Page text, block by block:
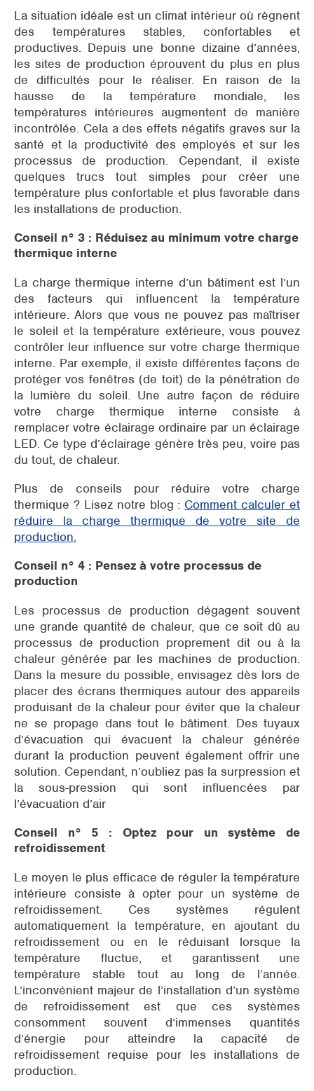
La situation idéale est un climat intérieur où règnent
des températures stables, confortables et
productives. Depuis une bonne dizaine d’années,
les sites de production éprouvent du plus en plus
de difficultés pour le réaliser. En raison de la
hausse de la température mondiale, les
températures intérieures augmentent de manière
incontrôlée. Cela a des effets négatifs graves sur la
santé et la productivité des employés et sur les
processus de production. Cependant, il existe
quelques trucs tout simples pour créer une
température plus confortable et plus favorable dans
les installations de production.
Conseil n° 3 : Réduisez au minimum votre charge
thermique interne
La charge thermique interne d’un bâtiment est l’un
des facteurs qui influencent la température
intérieure. Alors que vous ne pouvez pas maîtriser
le soleil et la température extérieure, vous pouvez
contrôler leur influence sur votre charge thermique
interne. Par exemple, il existe différentes façons de
protéger vos fenêtres (de toit) de la pénétration de
la lumière du soleil. Une autre façon de réduire
votre charge thermique interne consiste à
remplacer votre éclairage ordinaire par un éclairage
LED. Ce type d’éclairage génère très peu, voire pas
du tout, de chaleur.
Plus de conseils pour réduire votre charge
thermique ? Lisez notre blog : Comment calculer et
réduire la charge thermique de votre site de
production.
Conseil n° 4 : Pensez à votre processus de
production
Les processus de production dégagent souvent
une grande quantité de chaleur, que ce soit dû au
processus de production proprement dit ou à la
chaleur générée par les machines de production.
Dans la mesure du possible, envisagez dès lors de
placer des écrans thermiques autour des appareils
produisant de la chaleur pour éviter que la chaleur
ne se propage dans tout le bâtiment. Des tuyaux
d’évacuation qui évacuent la chaleur générée
durant la production peuvent également offrir une
solution. Cependant, n’oubliez pas la surpression et
la sous-pression qui sont influencées par
l’évacuation d’air
Conseil n° 5 : Optez pour un système de
refroidissement
Le moyen le plus efficace de réguler la température
intérieure consiste à opter pour un système de
refroidissement. Ces systèmes régulent
automatiquement la température, en ajoutant du
refroidissement ou en le réduisant lorsque la
température fluctue, et garantissent une
température stable tout au long de l’année.
L’inconvénient majeur de l’installation d’un système
de refroidissement est que ces systèmes
consomment souvent d’immenses quantités
d’énergie pour atteindre la capacité de
refroidissement requise pour les installations de
production.